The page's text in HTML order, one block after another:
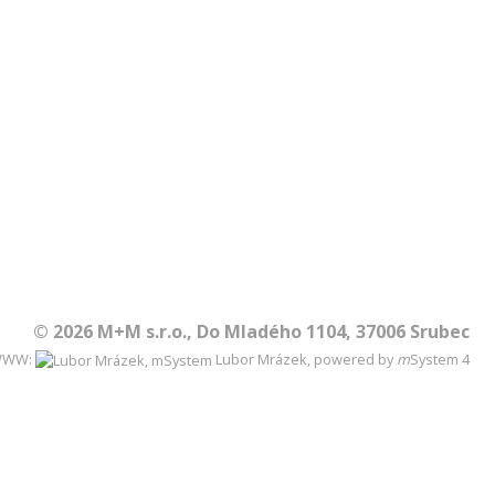
© 2026 M+M s.r.o., Do Mladého 1104, 37006 Srubec
Lubor Mrázek, powered by mSystem 4